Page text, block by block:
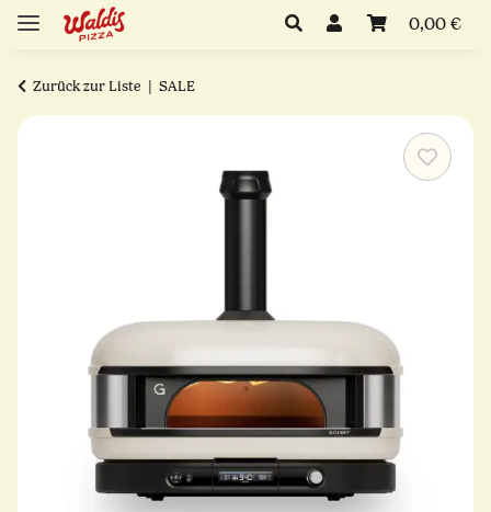
0,00 €
Zurück zur Liste SALE